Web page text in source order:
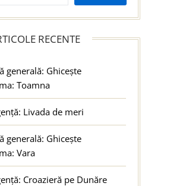
RECENTE
generală: Ghicește
Toamna
Livada de meri
generală: Ghicește
Vara
Croazieră pe Dunăre